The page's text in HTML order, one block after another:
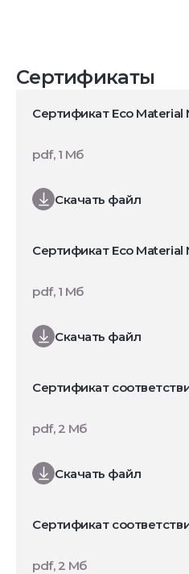
Сертификаты
Сертификат Eco
Скачать файл
pdf, 1 Мб
Сертификат Eco Material
Скачать файл
pdf, 1 Мб
Сертификат
Скачать файл
pdf, 2 Мб
Сертификат
pdf, 2 Мб